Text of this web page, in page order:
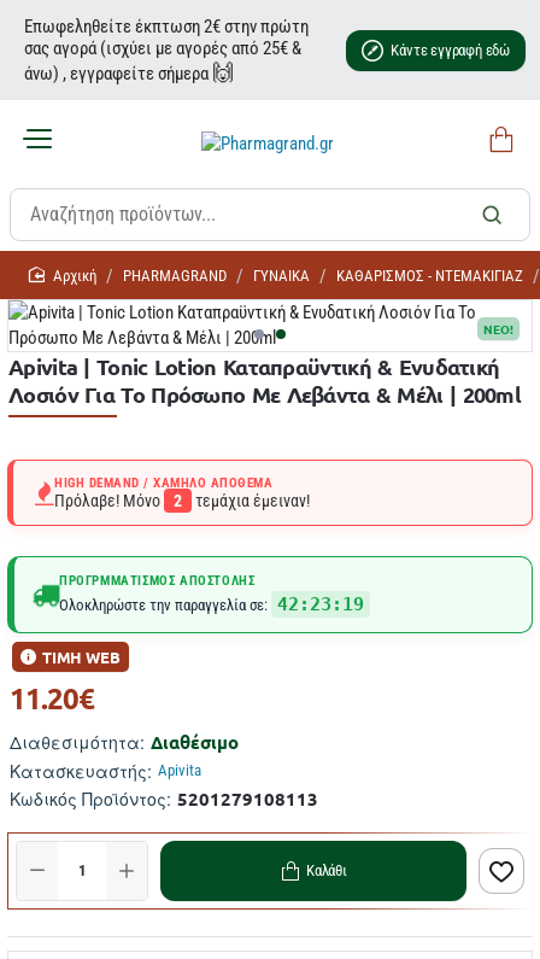
Επωφεληθείτε έκπτωση 2€ στην πρώτη
σας αγορά (ισχύει με αγορές από 25€ &
άνω) , εγγραφείτε σήμερα 🙌
Κάντε εγγραφή εδώ
homePHARMAGRAND ΓΥΝΑΙΚΑ ΚΑΘΑΡΙΣΜΟΣ - ΝΤΕΜΑΚΙΓΙΑΖ
NEO!
Apivita | Tonic Lotion Καταπραϋντική & Ενυδατική
Λοσιόν Για Το Πρόσωπο Με Λεβάντα & Μέλι | 200ml
HIGH DEMAND / ΧΑΜΗΛΌ ΑΠΌΘΕΜΑ
Πρόλαβε! Μόνο 2 τεμάχια έμειναν!
ΠΡΟΓΡΜΜΑΤΙΣΜΌΣ ΑΠΟΣΤΟΛΉΣ
Ολοκληρώστε την παραγγελία σε: 42:23:19
Διαθεσιμότητα: Διαθέσιμο
Κατασκευαστής: Apivita
Κωδικός Προϊόντος: 5201279108113
ΤΙΜΗ WEB
11.20€
Καλάθι